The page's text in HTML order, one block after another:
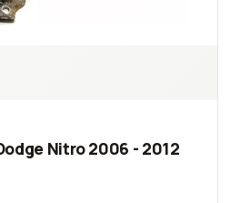
Nitro 2006 - 2012